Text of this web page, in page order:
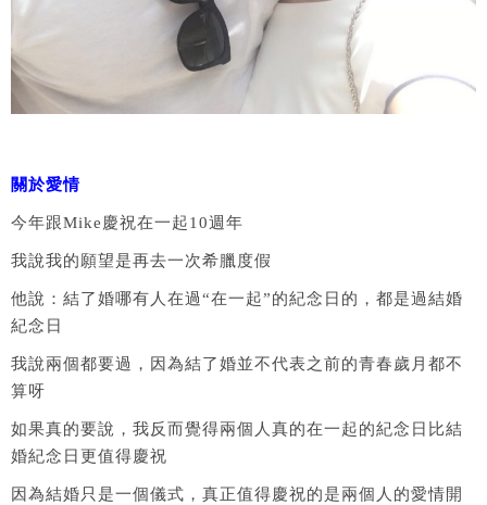
關於愛情
今年跟Mike慶祝在一起10週年
我說我的願望是再去一次希臘度假
他說：結了婚哪有人在過“在一起”的紀念日的，都是過結婚
紀念日
我說兩個都要過，因為結了婚並不代表之前的青春歲月都不
算呀
如果真的要說，我反而覺得兩個人真的在一起的紀念日比結
婚紀念日更值得慶祝
因為結婚只是一個儀式，真正值得慶祝的是兩個人的愛情開